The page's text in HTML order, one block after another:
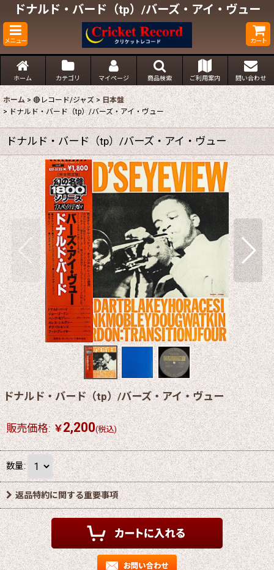
ドナルド・バード（tp）/バーズ・アイ・ヴュー
メニュー カート
ホーム カテゴリ マイページ 商品検索 ご利用案内 問い合わせ
ホーム > 🔴レコード/ジャズ > 日本盤
> ドナルド・バード（tp）/バーズ・アイ・ヴュー
ドナルド・バード（tp）/バーズ・アイ・ヴュー
ドナルド・バード（tp）/バーズ・アイ・ヴュー
販売価格: ￥2,200(税込)
数量:
返品特約に関する重要事項